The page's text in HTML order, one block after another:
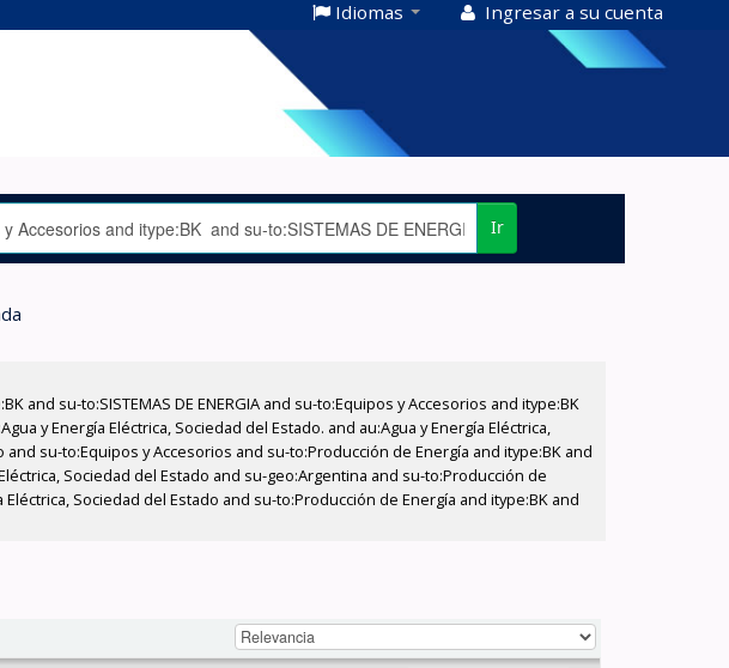
Idiomas Ingresar a su cuenta
Ir
su-to:SISTEMAS DE ENERGIA and su-to:Equipos y Accesorios and itype:BK
y Energía Eléctrica, Sociedad del Estado. and au:Agua y Energía Eléctrica,
su-to:Equipos y Accesorios and su-to:Producción de Energía and itype:BK and
Sociedad del Estado and su-geo:Argentina and su-to:Producción de
Sociedad del Estado and su-to:Producción de Energía and itype:BK and